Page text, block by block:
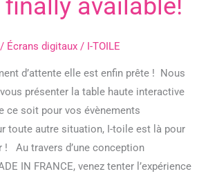
/ Écrans digitaux / I-TOILE
d’attente elle est enfin prête ! Nous
présenter la table haute interactive
ce soit pour vos évènements
toute autre situation, I-toile est là pour
! Au travers d’une conception
IN FRANCE, venez tenter l’expérience